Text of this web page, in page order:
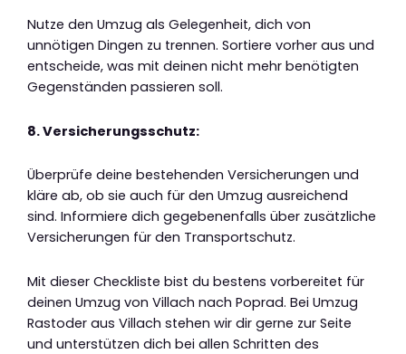
Nutze den Umzug als Gelegenheit, dich von
unnötigen Dingen zu trennen. Sortiere vorher aus und
entscheide, was mit deinen nicht mehr benötigten
Gegenständen passieren soll.
8. Versicherungsschutz:
Überprüfe deine bestehenden Versicherungen und
kläre ab, ob sie auch für den Umzug ausreichend
sind. Informiere dich gegebenenfalls über zusätzliche
Versicherungen für den Transportschutz.
Mit dieser Checkliste bist du bestens vorbereitet für
deinen Umzug von Villach nach Poprad. Bei Umzug
Rastoder aus Villach stehen wir dir gerne zur Seite
und unterstützen dich bei allen Schritten des